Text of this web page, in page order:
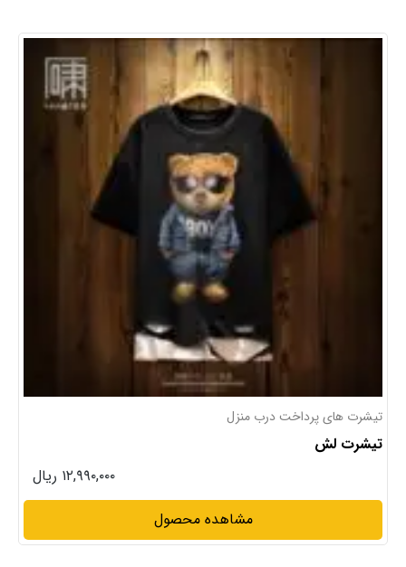
تیشرت های پرداخت درب منزل
تیشرت لش
۱۲,۹۹۰,۰۰۰ ریال
مشاهده محصول